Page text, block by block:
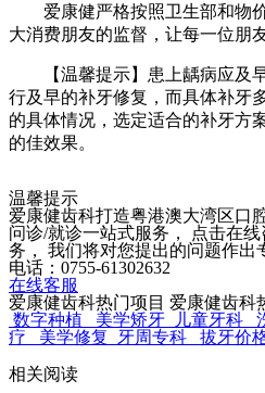
爱康健严格按照卫生部和物
大消费朋友的监督，让每一位朋
【温馨提示】患上龋病应及
行及早的补牙修复，而具体补牙
的具体情况，选定适合的补牙方
的佳效果。
温馨提示
爱康健齿科打造粤港澳大湾区口
问诊/就诊一站式服务， 点击在
务， 我们将对您提出的问题作出
电话：0755-61302632
在线客服
爱康健齿科热门项目 爱康健齿科
数字种植
美学矫牙 儿童牙科
疗
美学修复 牙周专科 拔牙价
相关阅读